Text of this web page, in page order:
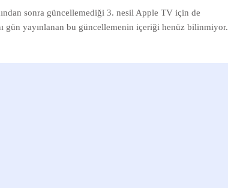
sonra güncellemediği 3. nesil Apple TV için de
gün yayınlanan bu güncellemenin içeriği henüz bilinmiyor.